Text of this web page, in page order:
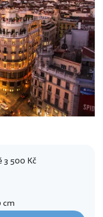
3 500 Kč
cm